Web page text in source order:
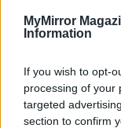
MyMirror
Information
If you wish to opt-
processing of your
targeted
section to confirm
A
T.